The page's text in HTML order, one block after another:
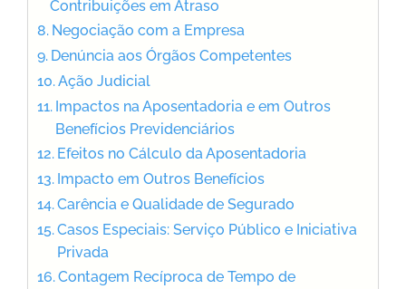
Contribuições em Atraso
Negociação com a Empresa
Denúncia aos Órgãos Competentes
Ação Judicial
Impactos na Aposentadoria e em Outros
Benefícios Previdenciários
Efeitos no Cálculo da Aposentadoria
Impacto em Outros Benefícios
Carência e Qualidade de Segurado
Casos Especiais: Serviço Público e Iniciativa
Privada
Contagem Recíproca de Tempo de